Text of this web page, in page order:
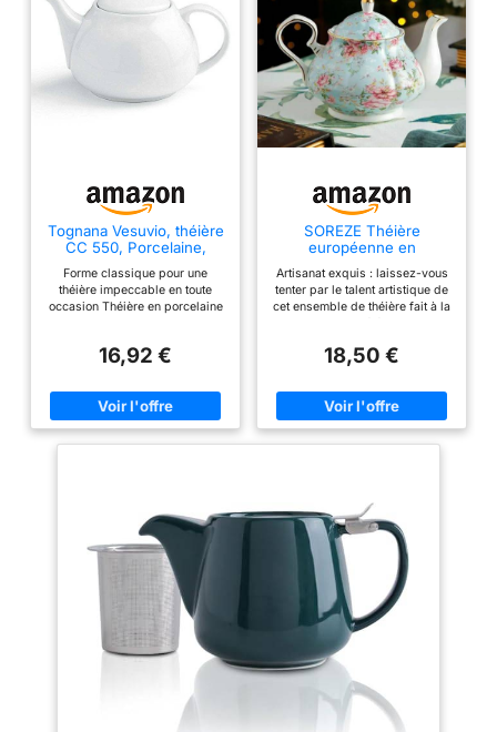
haut. Lavage à la main.
Tognana Vesuvio, théière
CC 550, Porcelaine,
Forme classique pour une
théière impeccable en toute
occasion Théière en porcelaine
16,92 €
SOREZE Théière
européenne en
Service à thé Anglais de
l'après-midi, théière en
Porcelaine, cafetière
Artisanat exquis : laissez-vous
tenter par le talent artistique de
cet ensemble de théière fait à la
délicieuse expérience du thé.
amateurs de thé. Sophistication
pratique : cette théière dispose
d'une poignée robuste assurant
salle à manger. Utilisation
polyvalente : qu'il s'agisse d'un
rituel matinal confortable ou de
réceptions d'invités, cet
ensemble de théière ajoute de
la sophistication à n'importe
quel décor. Convient pour les
réunions à la maison, les
mariages, les fêtes, les cafés
ou les restaurants. Qualité
supérieure : fabriqué à partir de
matériaux durables, cet
ensemble de théière garantit la
longévité tout en conservant son
18,50 €